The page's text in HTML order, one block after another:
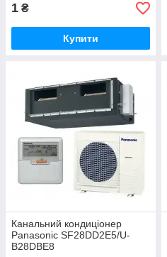
1 ₴
Купити
Канальний кондиціонер
Panasonic SF28DD2E5/U-
B28DBE8